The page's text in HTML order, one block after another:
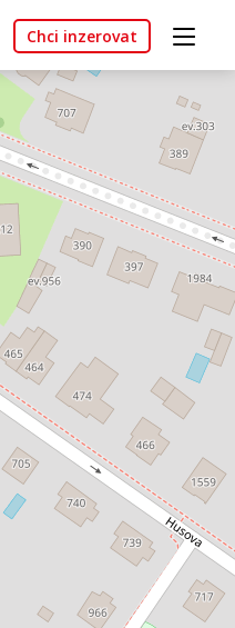
Chci inzerovat